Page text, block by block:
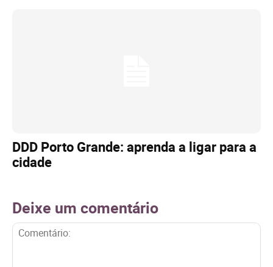
DDD Porto Grande: aprenda a ligar para a
cidade
Deixe um comentário